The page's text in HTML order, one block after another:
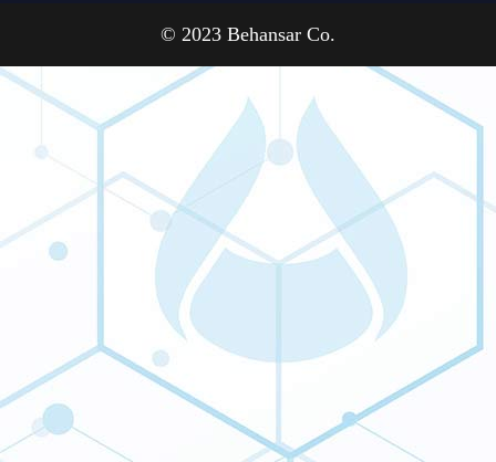
© 2023 Behansar Co.